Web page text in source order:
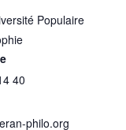
Populaire
40
philo.org